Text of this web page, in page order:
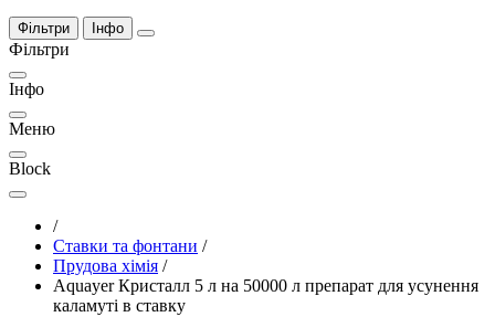
Фільтри Інфо
Фільтри
Інфо
Меню
Block
/
Ставки та фонтани /
Прудова хімія /
Aquayer Кристалл 5 л на 50000 л препарат для усунення
каламуті в ставку